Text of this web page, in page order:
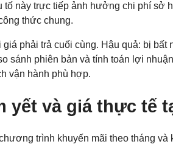
này trực tiếp ảnh hưởng chi phí sở
thức chung.
phải trả cuối cùng. Hậu quả: bị
sánh phiên bản và tính toán lợi
vận hành phù hợp.
yết và giá thực tế
trình khuyến mãi theo tháng